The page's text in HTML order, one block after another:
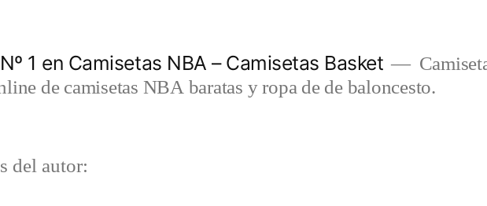
1 en Camisetas NBA – Camisetas Basket
de camisetas NBA baratas y ropa de de baloncesto.
del autor: